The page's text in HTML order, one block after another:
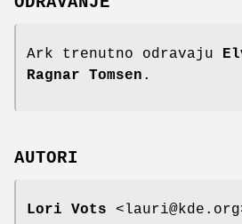
Ark trenutno odravaju
Ragnar Tomsen .
AUTORI
Lori Vots